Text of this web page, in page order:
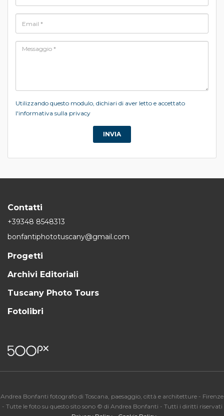
Utilizzando questo modulo, dichiari di aver letto e accettato
l'informativa sulla privacy
INVIA
Contatti
+39348 8548313
bonfantiphototuscany@gmail.com
Progetti
Archivi Editoriali
Tuscany Photo Tours
Fotolibri
Andrea Bonfanti fotografo di Toscana, paesaggio, città e architetture - Firenze
- Tutte le foto su questo sito sono © di Andrea Bonfanti - Tutti i diritti riservati